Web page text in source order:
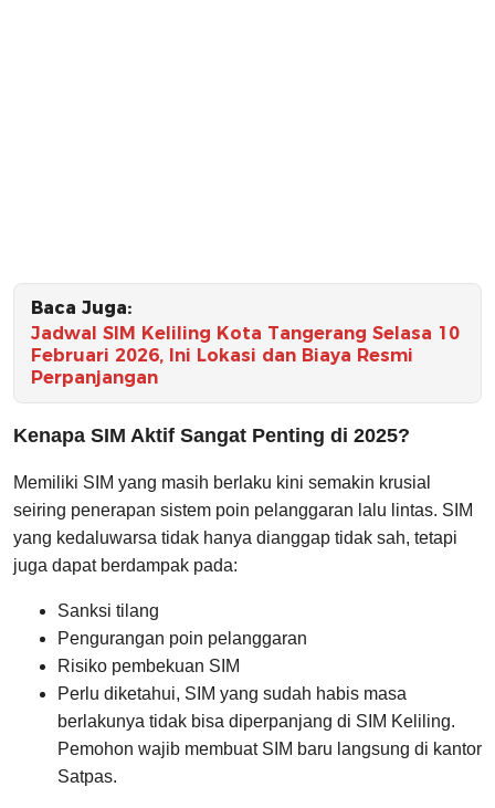
Baca Juga:
Jadwal SIM Keliling Kota Tangerang Selasa 10
Februari 2026, Ini Lokasi dan Biaya Resmi
Perpanjangan
Kenapa SIM Aktif Sangat Penting di 2025?
Memiliki SIM yang masih berlaku kini semakin krusial
seiring penerapan sistem poin pelanggaran lalu lintas. SIM
yang kedaluwarsa tidak hanya dianggap tidak sah, tetapi
juga dapat berdampak pada:
Sanksi tilang
Pengurangan poin pelanggaran
Risiko pembekuan SIM
Perlu diketahui, SIM yang sudah habis masa
berlakunya tidak bisa diperpanjang di SIM Keliling.
Pemohon wajib membuat SIM baru langsung di kantor
Satpas.